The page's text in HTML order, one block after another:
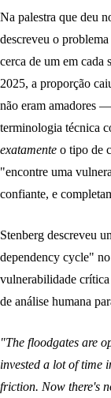
Na palestra que deu
descreveu o
cerca de um em cada
2025, a proporção
não eram amadores
terminologia técnica
exatamente o tipo de
"encontre uma
confiante, e
Stenberg descreveu
dependency cycle"
vulnerabilidade
de análise humana
"The floodgates are
invested a lot of time
friction. Now there's